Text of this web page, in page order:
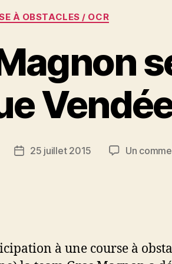
Catégories
À OBSTACLES / OCR
Date25 juillet 2015 Un
à une course à